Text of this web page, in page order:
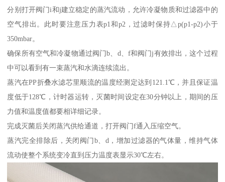
分别打开阀门i和j建立稳定的蒸汽流动，允许冷凝物质和过滤器中的
空气排出。此时要注意压力表p1和p2，过滤时保持△p(p1-p2)小于
350mbar。
确保所有空气和冷凝物通过阀门b、d、f和阀门j有效排出，这个过程
中可以看到有一束蒸汽和水滴连续流出。
蒸汽在PP折叠水滤芯里顺流的温度经测定达到121.1℃，并且保证温
度低于128℃，计时器运转，灭菌时间设定在30分钟以上，期间的压
力值和温度值都要相详细记录。
完成灭菌后关闭蒸汽供给通道，打开阀门f通入压缩空气。
蒸汽完全排除后，关闭阀门b、d，增加过滤器的气体量，维持气体
流动使整个系统变冷直到压力温度表显示30℃左右。